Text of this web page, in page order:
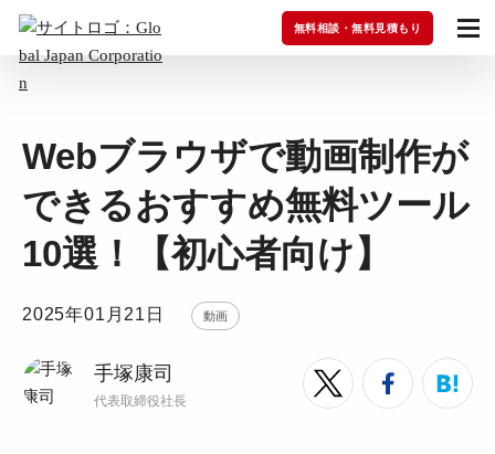
無料相談・無料見積もり
Webブラウザで動画制作が
できるおすすめ無料ツール
10選！【初心者向け】
2025年01月21日 動画
手塚康司
代表取締役社長